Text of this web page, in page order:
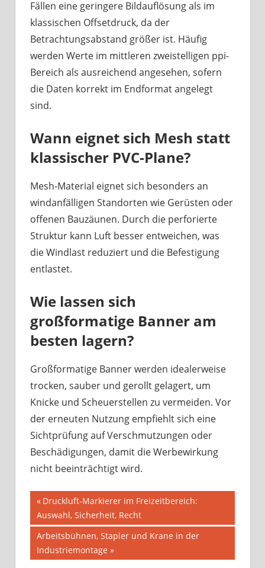
Fällen eine geringere Bildauflösung als im
klassischen Offsetdruck, da der
Betrachtungsabstand größer ist. Häufig
werden Werte im mittleren zweistelligen ppi-
Bereich als ausreichend angesehen, sofern
die Daten korrekt im Endformat angelegt
sind.
Wann eignet sich Mesh statt
klassischer PVC-Plane?
Mesh-Material eignet sich besonders an
windanfälligen Standorten wie Gerüsten oder
offenen Bauzäunen. Durch die perforierte
Struktur kann Luft besser entweichen, was
die Windlast reduziert und die Befestigung
entlastet.
Wie lassen sich
großformatige Banner am
besten lagern?
Großformatige Banner werden idealerweise
trocken, sauber und gerollt gelagert, um
Knicke und Scheuerstellen zu vermeiden. Vor
der erneuten Nutzung empfiehlt sich eine
Sichtprüfung auf Verschmutzungen oder
Beschädigungen, damit die Werbewirkung
nicht beeinträchtigt wird.
Beitragsnavigation
Vorheriger
Beitrag:
Druckluft-Markierer im Freizeitbereich:
Auswahl, Sicherheit, Recht
Nächster
Beitrag:
Arbeitsbühnen, Stapler und Krane in der
Industriemontage